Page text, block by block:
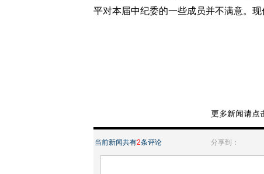
平对本届中纪委的一些成员并不满意。
当前新闻共有2条评论 分享到：